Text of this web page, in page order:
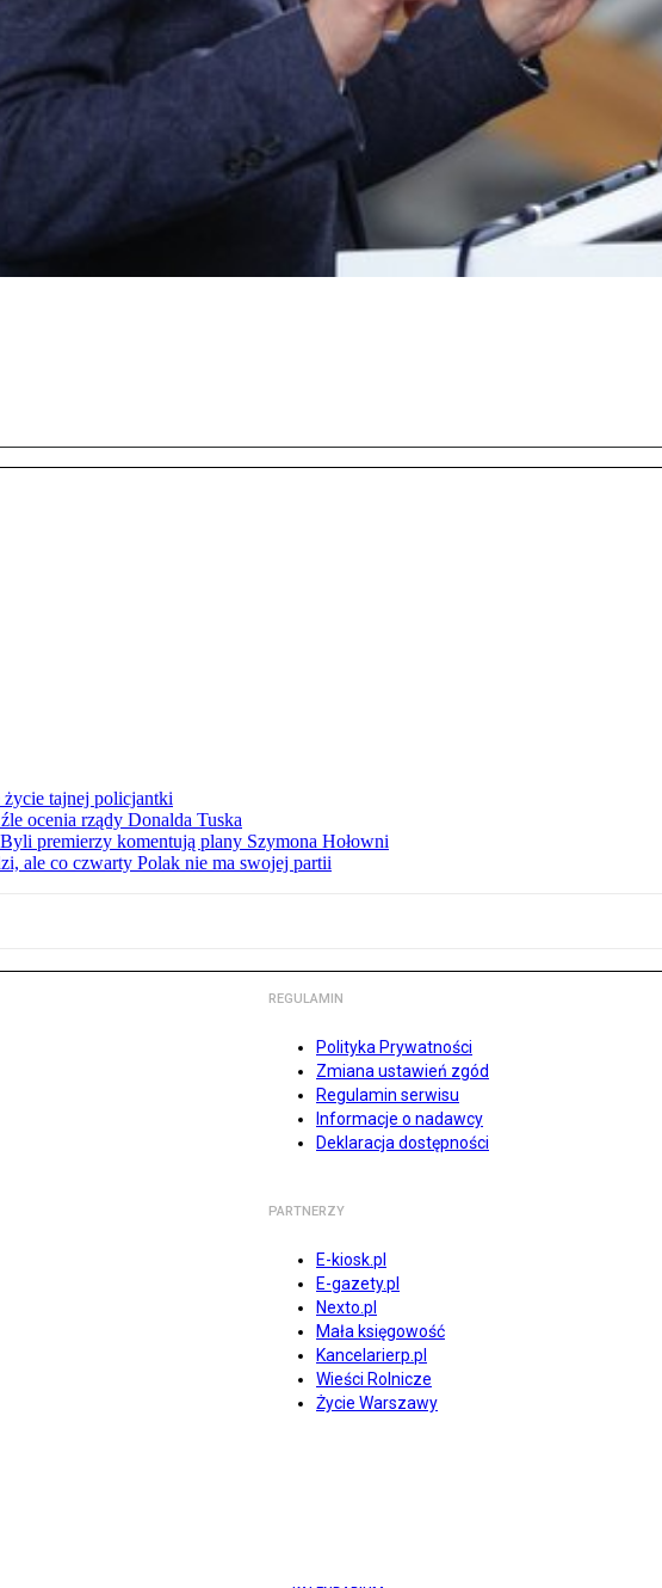
tajnej policjantki
ocenia rządy Donalda Tuska
premierzy komentują plany Szymona Hołowni
ale co czwarty Polak nie ma swojej partii
REGULAMIN
Polityka Prywatności
Zmiana ustawień zgód
Regulamin serwisu
Informacje o nadawcy
Deklaracja dostępności
PARTNERZY
E-kiosk.pl
E-gazety.pl
Nexto.pl
Mała księgowość
Kancelarierp.pl
Wieści Rolnicze
Życie Warszawy